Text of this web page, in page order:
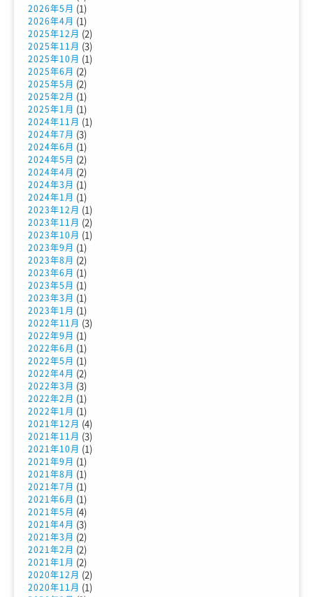
2026年5月 (1)
2026年4月 (1)
2025年12月 (2)
2025年11月 (3)
2025年10月 (1)
2025年6月 (2)
2025年5月 (2)
2025年2月 (1)
2025年1月 (1)
2024年11月 (1)
2024年7月 (3)
2024年6月 (1)
2024年5月 (2)
2024年4月 (2)
2024年3月 (1)
2024年1月 (1)
2023年12月 (1)
2023年11月 (2)
2023年10月 (1)
2023年9月 (1)
2023年8月 (2)
2023年6月 (1)
2023年5月 (1)
2023年3月 (1)
2023年1月 (1)
2022年11月 (3)
2022年9月 (1)
2022年6月 (1)
2022年5月 (1)
2022年4月 (2)
2022年3月 (3)
2022年2月 (1)
2022年1月 (1)
2021年12月 (4)
2021年11月 (3)
2021年10月 (1)
2021年9月 (1)
2021年8月 (1)
2021年7月 (1)
2021年6月 (1)
2021年5月 (4)
2021年4月 (3)
2021年3月 (2)
2021年2月 (2)
2021年1月 (2)
2020年12月 (2)
2020年11月 (1)